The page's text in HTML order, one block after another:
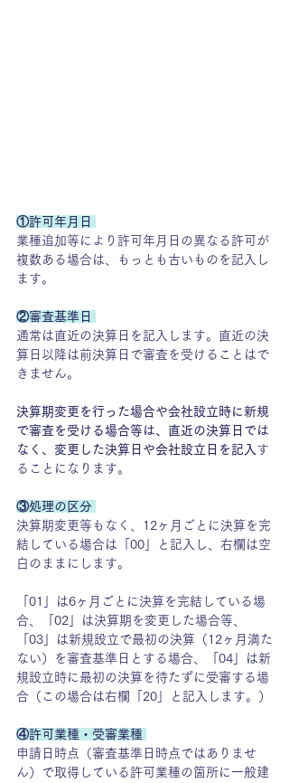
①許可年月日
業種追加等により許可年月日の異なる許可が
複数ある場合は、もっとも古いものを記入し
ます。
②審査基準日
通常は直近の決算日を記入します。直近の決
算日以降は前決算日で審査を受けることはで
きません。
決算期変更を行った場合や会社設立時に新規
で審査を受ける場合等は、直近の決算日では
なく、変更した決算日や会社設立日を記入 す
ることになります。
③処理の区分
決算期変更等もなく、12ヶ月ごとに決算を完
結している場合は「00」と記入し、右欄は空
白のままにします。
「01」は6ヶ月ごとに決算を完結している場
合、「02」は決算期を変更した場合等、
「03」は新規設立で最初の決算（12ヶ月満た
ない）を審査基準日とする場合、「04」は新
規設立時に最初の決算を待たずに受審する場
合（この場合は右欄「20」と記入します。）
④許可業種・受審業種
申請日時点（審査基準日時点ではありませ
ん）で取得している許可業種の箇所に一般建